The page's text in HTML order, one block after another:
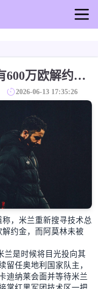
[意甲]米体：雅伊斯勒有600万欧解约金，而阿莫林未被米兰100%说服
2026-06-13 17:35:26
，米兰重新搜寻技术总
约金，而阿莫林未被
兰是时候将目光投向其
留任奥地利国家队主，
迪纳莱会面并等待米兰